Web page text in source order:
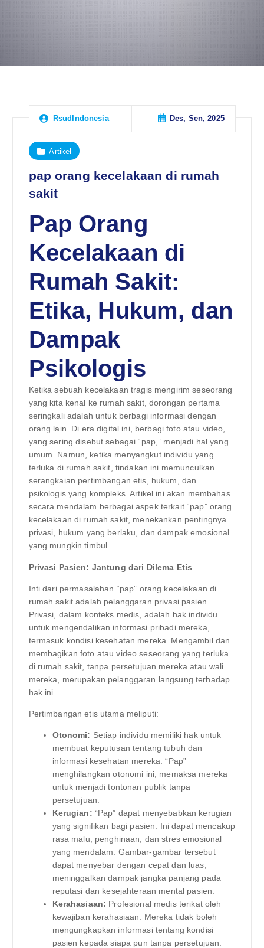
RsudIndonesia Des, Sen, 2025
Artikel
pap orang kecelakaan di rumah
sakit
Pap Orang
Kecelakaan di
Rumah Sakit:
Etika, Hukum, dan
Dampak
Psikologis
Ketika sebuah kecelakaan tragis mengirim seseorang
yang kita kenal ke rumah sakit, dorongan pertama
seringkali adalah untuk berbagi informasi dengan
orang lain. Di era digital ini, berbagi foto atau video,
yang sering disebut sebagai “pap,” menjadi hal yang
umum. Namun, ketika menyangkut individu yang
terluka di rumah sakit, tindakan ini memunculkan
serangkaian pertimbangan etis, hukum, dan
psikologis yang kompleks. Artikel ini akan membahas
secara mendalam berbagai aspek terkait “pap” orang
kecelakaan di rumah sakit, menekankan pentingnya
privasi, hukum yang berlaku, dan dampak emosional
yang mungkin timbul.
Privasi Pasien: Jantung dari Dilema Etis
Inti dari permasalahan “pap” orang kecelakaan di
rumah sakit adalah pelanggaran privasi pasien.
Privasi, dalam konteks medis, adalah hak individu
untuk mengendalikan informasi pribadi mereka,
termasuk kondisi kesehatan mereka. Mengambil dan
membagikan foto atau video seseorang yang terluka
di rumah sakit, tanpa persetujuan mereka atau wali
mereka, merupakan pelanggaran langsung terhadap
hak ini.
Pertimbangan etis utama meliputi:
Otonomi: Setiap individu memiliki hak untuk
membuat keputusan tentang tubuh dan
informasi kesehatan mereka. “Pap”
menghilangkan otonomi ini, memaksa mereka
untuk menjadi tontonan publik tanpa
persetujuan.
Kerugian: “Pap” dapat menyebabkan kerugian
yang signifikan bagi pasien. Ini dapat mencakup
rasa malu, penghinaan, dan stres emosional
yang mendalam. Gambar-gambar tersebut
dapat menyebar dengan cepat dan luas,
meninggalkan dampak jangka panjang pada
reputasi dan kesejahteraan mental pasien.
Kerahasiaan: Profesional medis terikat oleh
kewajiban kerahasiaan. Mereka tidak boleh
mengungkapkan informasi tentang kondisi
pasien kepada siapa pun tanpa persetujuan.